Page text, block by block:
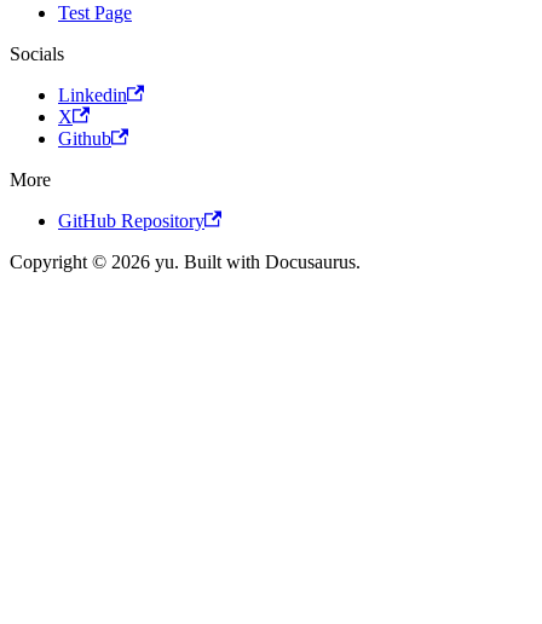
Test Page
Socials
Linkedin
X
Github
More
GitHub Repository
Copyright © 2026 yu. Built with Docusaurus.